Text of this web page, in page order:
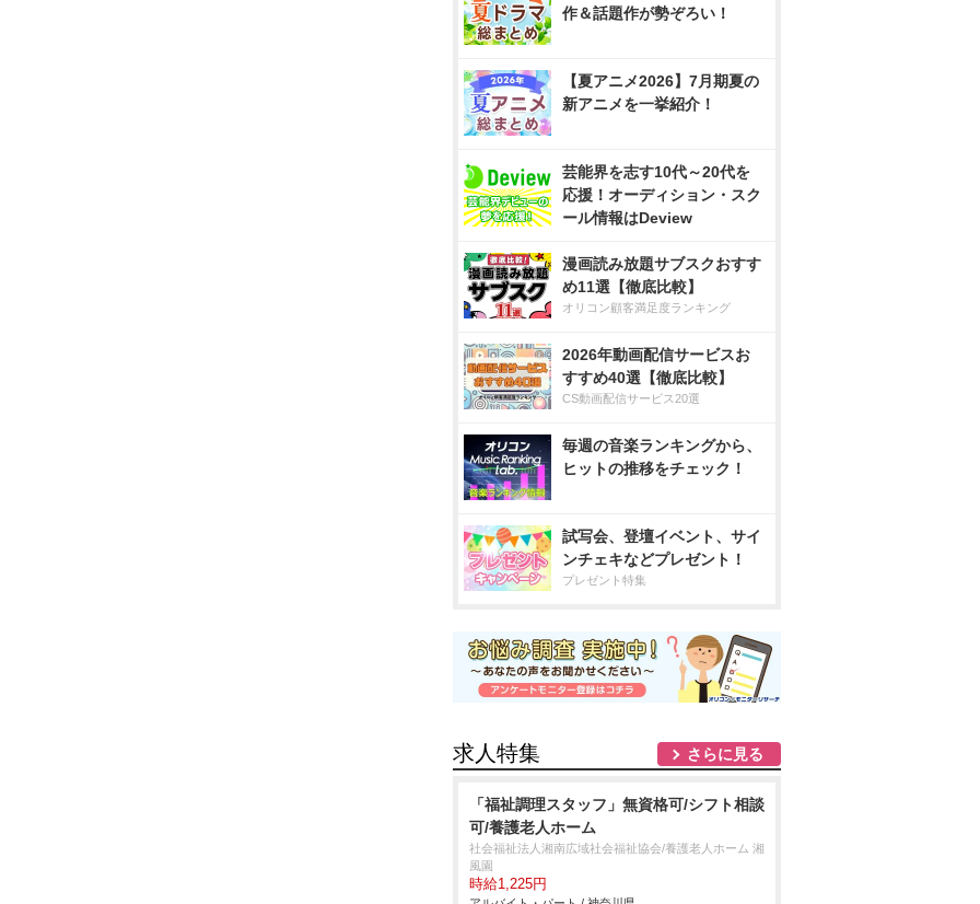
作＆話題作が勢ぞろい！
【夏アニメ2026】7月期夏の
新アニメを一挙紹介！
芸能界を志す10代～20代を
応援！オーディション・スク
ール情報はDeview
漫画読み放題サブスクおすす
め11選【徹底比較】
オリコン顧客満足度ランキング
2026年動画配信サービスお
すすめ40選【徹底比較】
CS動画配信サービス20選
毎週の音楽ランキングから、
ヒットの推移をチェック！
試写会、登壇イベント、サイ
ンチェキなどプレゼント！
プレゼント特集
求人特集 さらに見る
「福祉調理スタッフ」無資格可/シフト相談
可/養護老人ホーム
社会福祉法人湘南広域社会福祉協会/養護老人ホーム 湘
風園
時給1,225円